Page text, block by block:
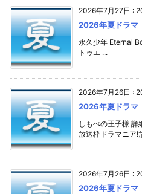
2026年7月27日 :
2026年夏ドラマ
永久少年 Eternal
トゥエ ...
2026年7月26日 :
2026年夏ドラマ
しもべの王子様
放送枠ドラマニア!
2026年7月26日 :
2026年夏ドラマ